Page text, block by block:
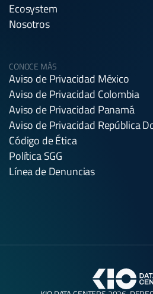
Ecosystem
Nosotros
CONOCE MÁS
Aviso de Privacidad México
Aviso de Privacidad Colombia
Aviso de Privacidad Panamá
Aviso de Privacidad República
Código de Ética
Política SGG
Línea de Denuncias